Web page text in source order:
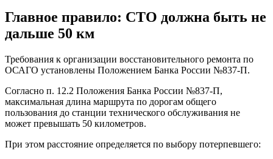
Главное правило: СТО должна быть не
дальше 50 км
Требования к организации восстановительного ремонта по
ОСАГО установлены Положением Банка России №837-П.
Согласно п. 12.2 Положения Банка России №837-П,
максимальная длина маршрута по дорогам общего
пользования до станции технического обслуживания не
может превышать 50 километров.
При этом расстояние определяется по выбору потерпевшего: